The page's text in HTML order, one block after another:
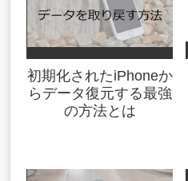
初期化されたiPhoneか
らデータ復元する最強
の方法とは